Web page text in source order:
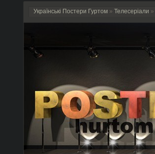
Українські Постери Гуртом » Телесеріали »